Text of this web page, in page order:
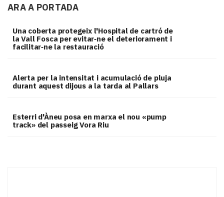
ARA A PORTADA
Una coberta protegeix l'Hospital de cartró de
la Vall Fosca per evitar‑ne el deteriorament i
facilitar‑ne la restauració
Alerta per la intensitat i acumulació de pluja
durant aquest dijous a la tarda al Pallars
Esterri d'Àneu posa en marxa el nou «pump
track» del passeig Vora Riu